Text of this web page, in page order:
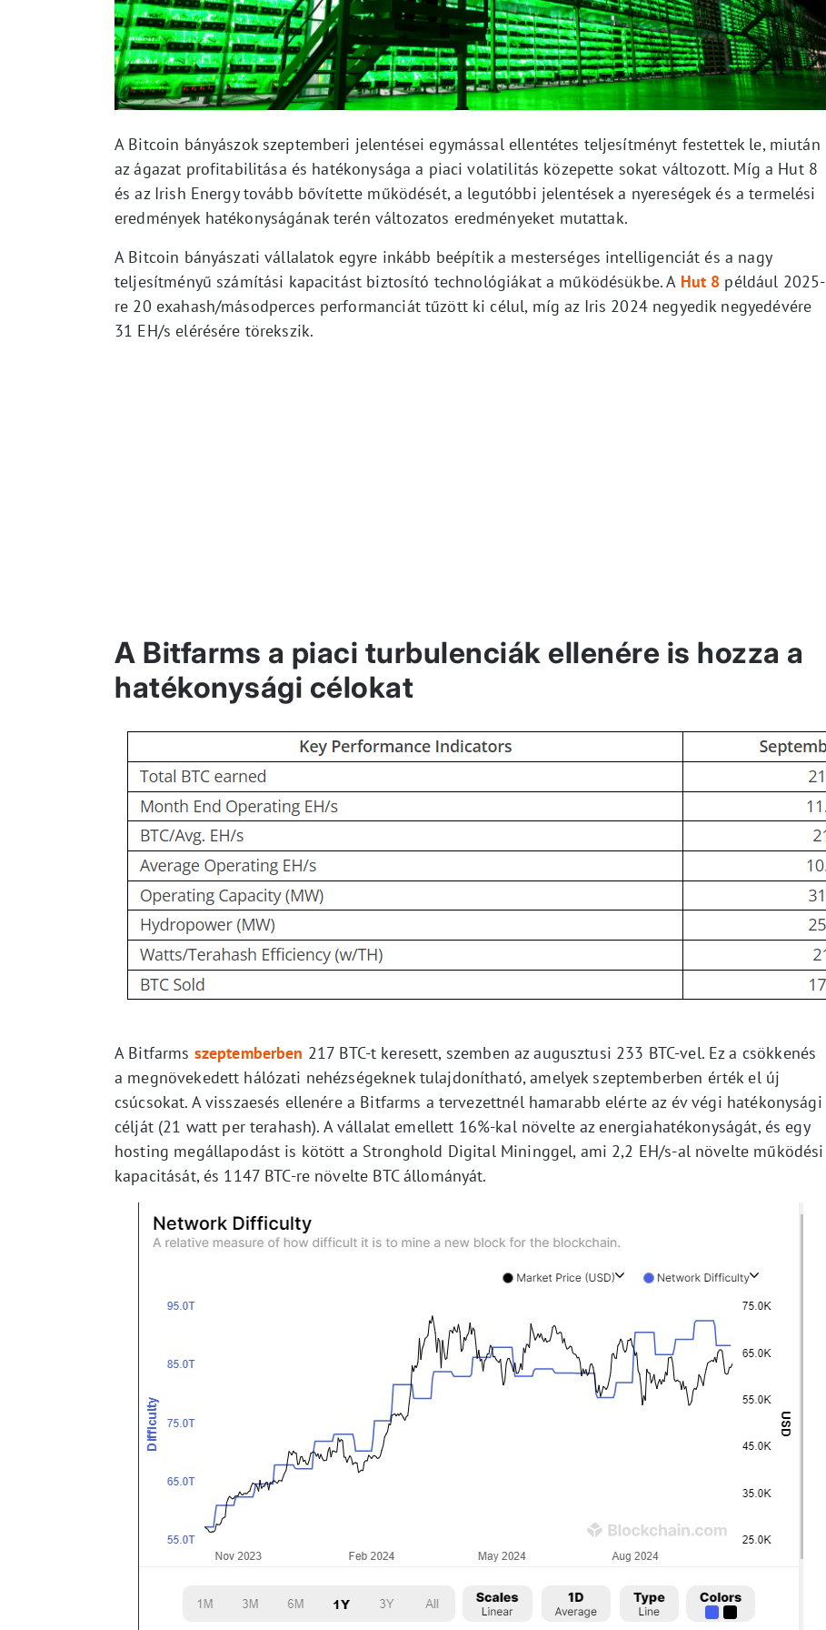
A Bitcoin bányászok szeptemberi jelentései egymással ellentétes teljesítményt festettek le, miután
az ágazat profitabilitása és hatékonysága a piaci volatilitás közepette sokat változott. Míg a Hut 8
és az Irish Energy tovább bővítette működését, a legutóbbi jelentések a nyereségek és a termelési
eredmények hatékonyságának terén változatos eredményeket mutattak.
A Bitcoin bányászati vállalatok egyre inkább beépítik a mesterséges intelligenciát és a nagy
teljesítményű számítási kapacitást biztosító technológiákat a működésükbe. A Hut 8 például 2025-
re 20 exahash/másodperces performanciát tűzött ki célul, míg az Iris 2024 negyedik negyedévére
31 EH/s elérésére törekszik.
A Bitfarms a piaci turbulenciák ellenére is hozza a
hatékonysági célokat
A Bitfarms szeptemberben 217 BTC-t keresett, szemben az augusztusi 233 BTC-vel. Ez a csökkenés
a megnövekedett hálózati nehézségeknek tulajdonítható, amelyek szeptemberben érték el új
csúcsokat. A visszaesés ellenére a Bitfarms a tervezettnél hamarabb elérte az év végi hatékonysági
célját (21 watt per terahash). A vállalat emellett 16%-kal növelte az energiahatékonyságát, és egy
hosting megállapodást is kötött a Stronghold Digital Mininggel, ami 2,2 EH/s-al növelte működési
kapacitását, és 1147 BTC-re növelte BTC állományát.